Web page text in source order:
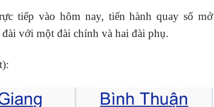
tiếp vào hôm nay, tiến hành quay số mở
với một đài chính và hai đài phụ.